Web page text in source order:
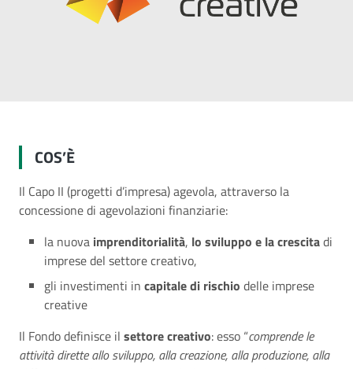
COS’È
Il Capo II (progetti d’impresa) agevola, attraverso la
concessione di agevolazioni finanziarie:
la nuova imprenditorialità, lo sviluppo e la crescitadi
imprese del settore creativo,
gli investimenti in capitale di rischio delle imprese
creative
Il Fondo definisce il settore creativo: esso “comprende le
attività dirette allo sviluppo, alla creazione, alla produzione, alla